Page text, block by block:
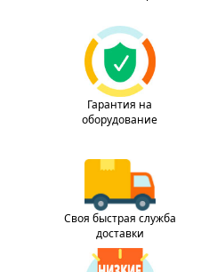
Гарантия на
оборудование
Своя быстрая служба
доставки